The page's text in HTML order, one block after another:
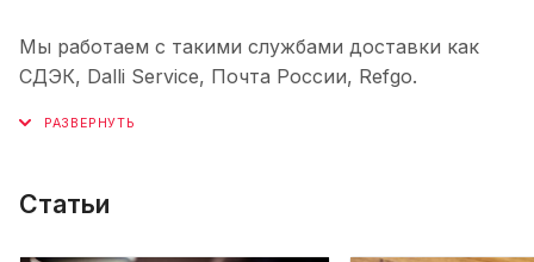
Мы работаем с такими службами доставки как
СДЭК, Dalli Service, Почта России, Refgo.
Статьи